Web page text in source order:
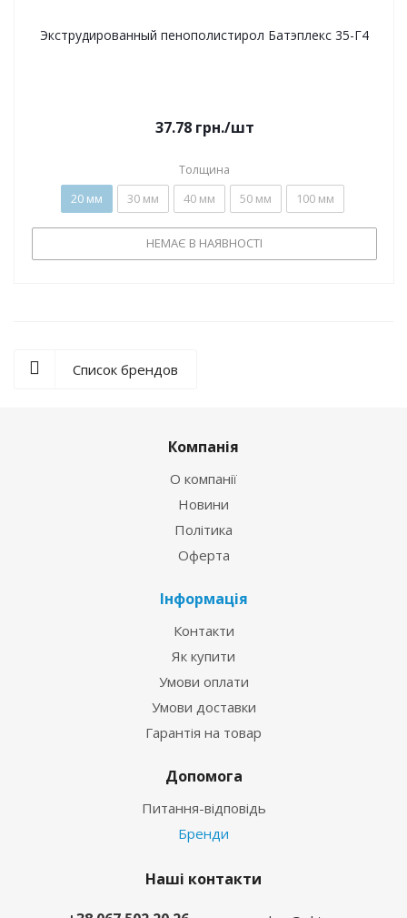
Экструдированный пенополистирол Батэплекс 35-Г4
37.78грн./шт
Толщина
20 мм 30 мм 40 мм 50 мм 100 мм
НЕМАЄ В НАЯВНОСТІ
Список брендов
Компанія
О компанії
Новини
Політика
Оферта
Інформація
Контакти
Як купити
Умови оплати
Умови доставки
Гарантія на товар
Допомога
Питання-відповідь
Бренди
Наші контакти